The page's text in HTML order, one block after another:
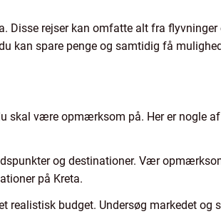
Disse rejser kan omfatte alt fra flyvninger
kan spare penge og samtidig få
skal være opmærksom på. Her er nogle
og destinationer. Vær
på Kreta.
realistisk budget. Undersøg markedet og